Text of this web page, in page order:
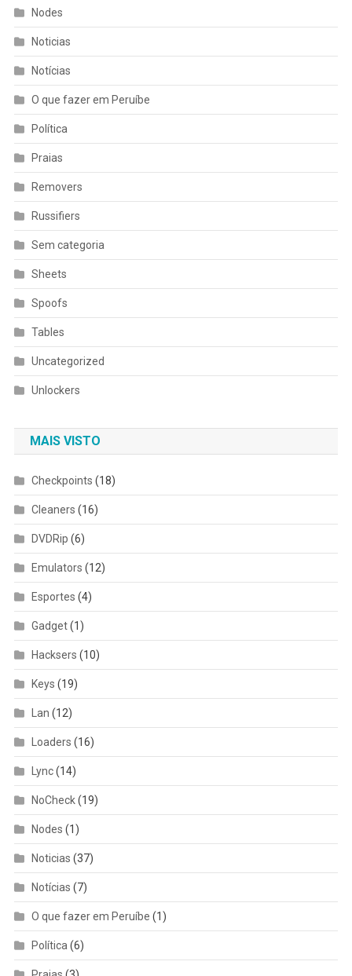
Nodes
Noticias
Notícias
O que fazer em Peruíbe
Política
Praias
Removers
Russifiers
Sem categoria
Sheets
Spoofs
Tables
Uncategorized
Unlockers
MAIS VISTO
Checkpoints (18)
Cleaners (16)
DVDRip (6)
Emulators (12)
Esportes (4)
Gadget(1)
Hacksers (10)
Keys (19)
Lan (12)
Loaders (16)
Lync(14)
NoCheck(19)
Nodes (1)
Noticias (37)
Notícias (7)
O que fazer em Peruíbe (1)
Política (6)